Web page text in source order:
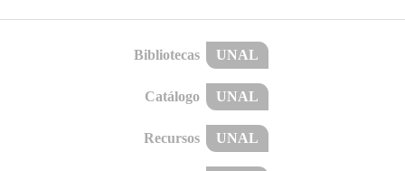
Bibliotecas UNAL
Catálogo UNAL
Recursos UNAL